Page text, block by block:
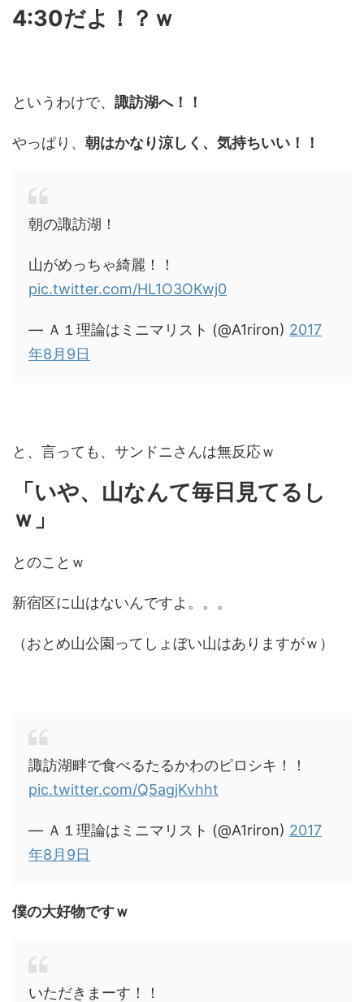
4:30だよ！？ｗ
というわけで、 諏訪湖へ！！
やっぱり、 朝はかなり涼しく、気持ちいい！！
朝の諏訪湖！
山がめっちゃ綺麗！！
pic.twitter.com/HL1O3OKwj0
— Ａ１理論はミニマリスト (@A1riron) 2017
年8月9日
と、言っても、サンドニさんは無反応ｗ
「いや、山なんて毎日見てるし
ｗ」
とのことｗ
新宿区に山はないんですよ。。。
（おとめ山公園ってしょぼい山はありますがｗ）
諏訪湖畔で食べるたるかわのピロシキ！！
pic.twitter.com/Q5agjKvhht
— Ａ１理論はミニマリスト (@A1riron) 2017
年8月9日
僕の大好物ですｗ
いただきまーす！！